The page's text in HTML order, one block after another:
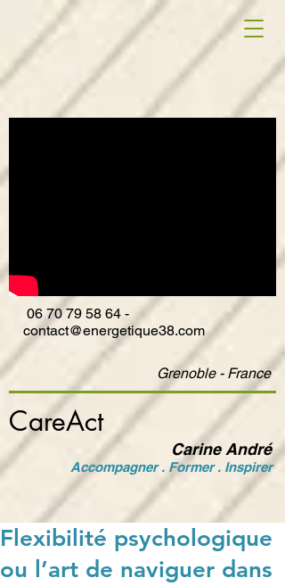
CareAct
Carine André
Accompagner . Former . Inspirer
06 70 79 58 64 -
contact@energetique38.com
Grenoble - France
Flexibilité psychologique
ou l’art de naviguer dans